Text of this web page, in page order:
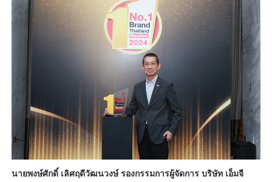
นายพงษ์ศักดิ์ เลิศฤดีวัฒนวงษ์ รองกรรมการผู้จัดการ บริษัท เอ็มจี